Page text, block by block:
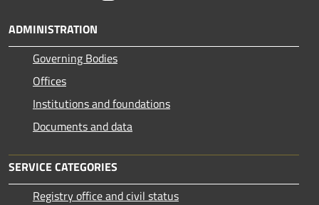
ADMINISTRATION
Governing Bodies
Offices
Institutions and foundations
Documents and data
SERVICE CATEGORIES
Registry office and civil status